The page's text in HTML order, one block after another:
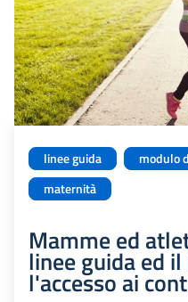
linee guida
modulo
maternità
Mamme ed
linee guida ed
l'accesso ai